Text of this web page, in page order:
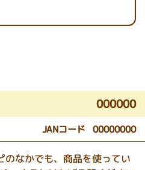
000000
JANコード 00000000
なかでも、商品を使ってい